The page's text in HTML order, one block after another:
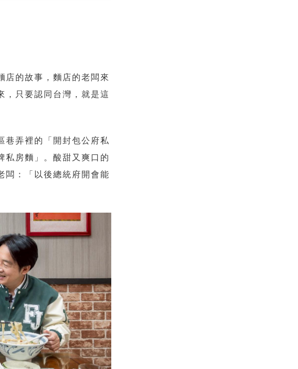
店的故事，麵店的老闆來
，只要認同台灣，就是這
巷弄裡的「開封包公府私
私房麵」。酸甜又爽口的
闆：「以後總統府開會能